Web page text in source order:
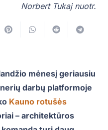
Norbert Tukaj nuotr.
mėnesį geriausiu
darbų platformoje
Kauno rotušės
– architektūros